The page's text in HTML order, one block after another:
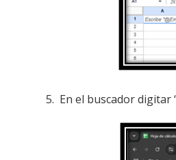
5. En el buscador digitar